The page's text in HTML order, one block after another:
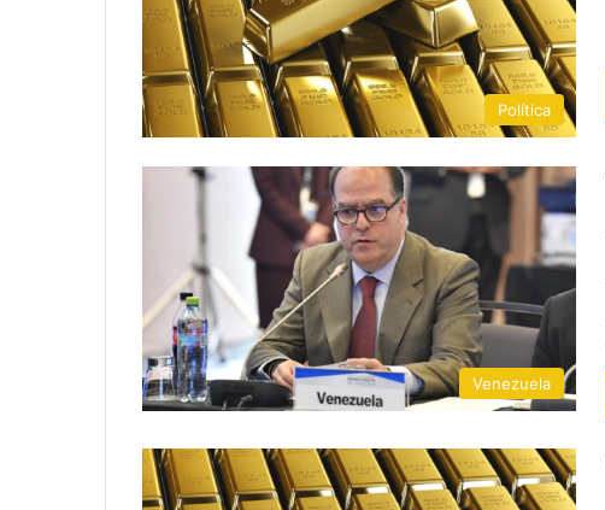
Política
Venezuela